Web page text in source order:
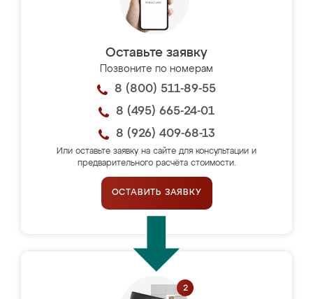
Оставьте заявку
Позвоните по номерам
8 (800) 511-89-55
8 (495) 665-24-01
8 (926) 409-68-13
Или оставьте заявку на сайте для консультации и
предварительного расчёта стоимости.
ОСТАВИТЬ ЗАЯВКУ